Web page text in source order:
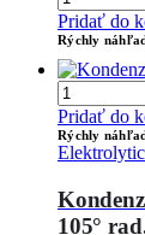
Pridať do
Rýchly
Pridať do
Rýchly
105°